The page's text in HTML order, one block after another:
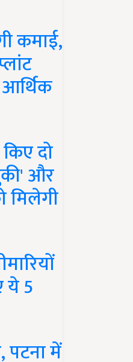
कमाई,
दो
और
मिलेगी
ये 5
पटना में